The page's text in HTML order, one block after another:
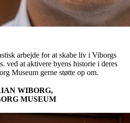
arbejde for at skabe liv i Viborgs
ved at aktivere byens historie i deres
Museum gerne støtte op om.
WIBORG,
MUSEUM